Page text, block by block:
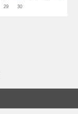
29 30